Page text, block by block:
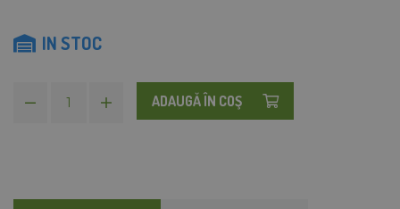
IN STOC
ADAUGĂ ÎN COŞ